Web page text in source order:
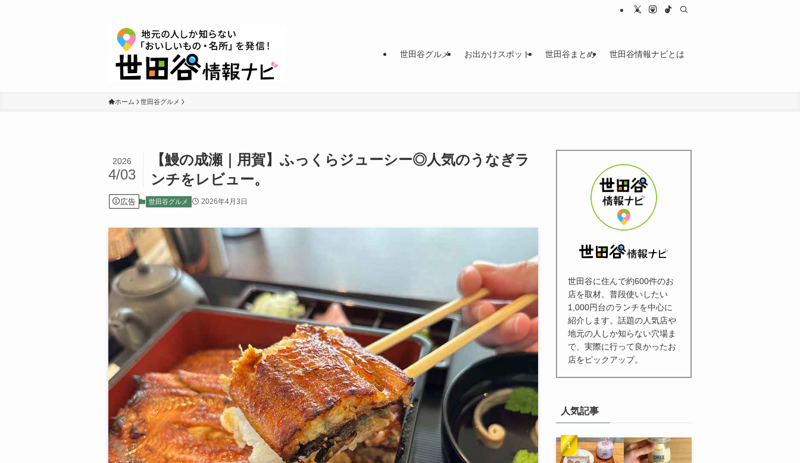
世田谷グルメ お出かけスポット 世田谷まとめ 世田谷情報ナビとは
ホーム 世田谷グルメ
【鰻の成瀬｜用賀】ふっくらジューシー◎人気のうなぎラ
ンチをレビュー。
2026
4/03
広告 世田谷グルメ 2026年4月3日
世田谷に住んで約600件のお
店を取材。普段使いしたい
1,000円台のランチを中心に
紹介します。話題の人気店や
地元の人しか知らない穴場ま
で、実際に行って良かったお
店をピックアップ。
人気記事